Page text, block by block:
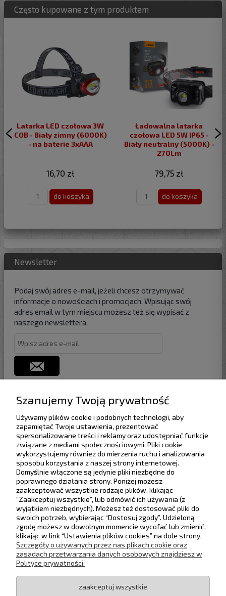
Często kupowane z tym produktem
Latarka LED czołowa 3W
COB - Biały zimny (6000K)
- na baterie 3xAAA
16,70 zł
do koszyka
Ładowalna latarka
czołowa LED 5W IP65 -
Biały neutralny (5000K) -
270Lm
79,75 zł
do koszyka
Newsletter
Podaj swój adres e-mail, jeżeli chcesz otrzymywać
informacje o nowościach i promocjach. Wpisując swój
adres email w tym miejscu możesz też się wypisać z
naszego newslettera.
Pomoc
Dostawa
Moje konto
Gwarancja i zwroty
O firmie
Śledź nas na
KOLORENO | ul. Krakowska 34/5, 32-051 Krzęcin | e-mail:
Szanujemy Twoją prywatność
Używamy plików cookie i podobnych technologii, aby
zapamiętać Twoje ustawienia, prezentować
spersonalizowane treści i reklamy oraz udostępniać funkcje
związane z mediami społecznościowymi. Pliki cookie
wykorzystujemy również do mierzenia ruchu i analizowania
sposobu korzystania z naszej strony internetowej.
Domyślnie włączone są jedynie pliki niezbędne do
poprawnego działania strony. Poniżej możesz
zaakceptować wszystkie rodzaje plików, klikając
“Zaakceptuj wszystkie”, lub odmówić ich używania (z
wyjątkiem niezbędnych). Możesz też dostosować pliki do
swoich potrzeb, wybierając “Dostosuj zgody”. Udzieloną
zgodę możesz w dowolnym momencie wycofać lub zmienić,
klikając w link “Ustawienia plików cookies” na dole strony.
Szczegóły o używanych przez nas plikach cookie oraz
zasadach przetwarzania danych osobowych znajdziesz w
Polityce prywatności.
zaakceptuj wszystkie
Rabaty progowe Zwiń
Zwiększ wartość zamówienia, aby uzyskać
wyższy rabat.
Maksymalny rabat: 5%
500,00 zł 1%
3%